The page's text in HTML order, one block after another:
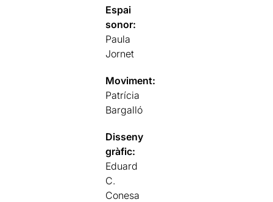
Espai
sonor:
Paula
Jornet
Moviment:
Patrícia
Bargalló
Disseny
gràfic:
Eduard
C.
Conesa